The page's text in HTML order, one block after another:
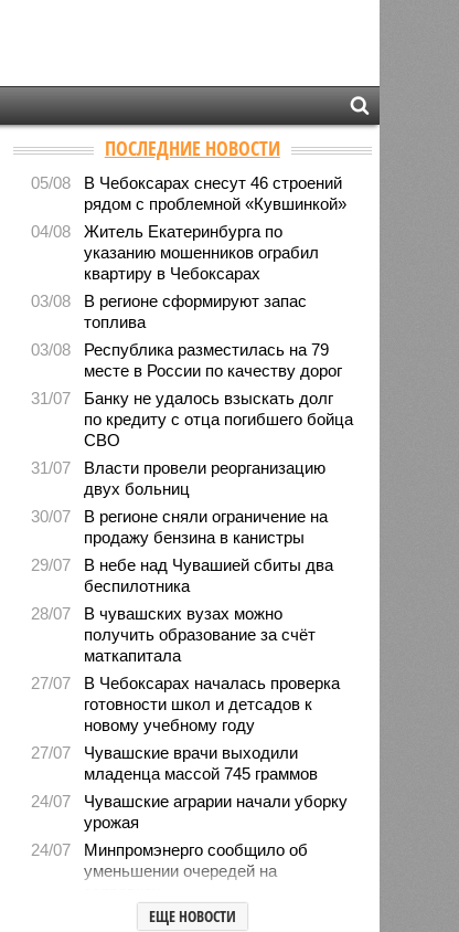
ПОСЛЕДНИЕ НОВОСТИ
05/08
В Чебоксарах снесут 46 строений
рядом с проблемной «Кувшинкой»
04/08
Житель Екатеринбурга по
указанию мошенников ограбил
квартиру в Чебоксарах
03/08
В регионе сформируют запас
топлива
03/08
Республика разместилась на 79
месте в России по качеству дорог
31/07
Банку не удалось взыскать долг
по кредиту с отца погибшего бойца
СВО
31/07
Власти провели реорганизацию
двух больниц
30/07
В регионе сняли ограничение на
продажу бензина в канистры
29/07
В небе над Чувашией сбиты два
беспилотника
28/07
В чувашских вузах можно
получить образование за счёт
маткапитала
27/07
В Чебоксарах началась проверка
готовности школ и детсадов к
новому учебному году
27/07
Чувашские врачи выходили
младенца массой 745 граммов
24/07
Чувашские аграрии начали уборку
урожая
24/07
Минпромэнерго сообщило об
уменьшении очередей на
В Чувашии за 6 месяцев изъято
ЕЩЕ НОВОСТИ